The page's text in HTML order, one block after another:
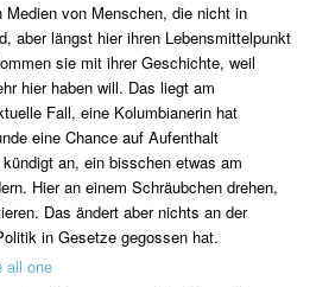
von Menschen, die nicht in
aber längst hier ihren Lebensmittelpunkt
sie mit ihrer Geschichte, weil
hier haben will. Das liegt am
Fall, eine Kolumbianerin hat
eine Chance auf Aufenthalt
an, ein bisschen etwas am
Hier an einem Schräubchen drehen,
Das ändert aber nichts an der
in Gesetze gegossen hat.